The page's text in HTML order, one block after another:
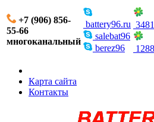
+7 (906) 856-
55-66
многоканальный
battery96.ru
salebat96
berez96
Карта сайта
Контакты